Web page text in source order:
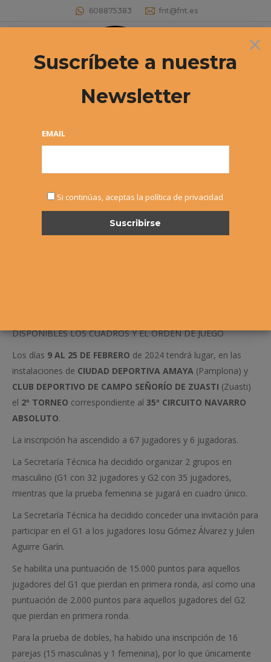
608875383 fnt@fnt.es
Buscar:
DISPONIBLES LOS CUADROS Y EL ORDEN DE JUEGO
Los días 9 AL 25 DE FEBRERO de 2024 tendrá lugar, en las
instalaciones de CIUDAD DEPORTIVA AMAYA (Pamplona) y
CLUB DEPORTIVO DE CAMPO SEÑORÍO DE ZUASTI (Zuasti)
el 2º TORNEO correspondiente al 35º CIRCUITO NAVARRO
ABSOLUTO.
La inscripción ha ascendido a 67 jugadores y 6 jugadoras.
La Secretaría Técnica ha decidido organizar 2 grupos en
masculino (G1 con 32 jugadores y G2 con 35 jugadores,
mientras que la prueba femenina se jugará en cuadro único.
La Secretaría Técnica ha decidido conceder una invitación para
participar en el G1 a los jugadores Iosu Gómez Álvarez y Julen
Aguirre Garín.
Se habilita una puntuación de 15.000 puntos para aquellos
jugadores del G1 que pierdan en primera ronda, así como una
puntuación de 2.000 puntos para aquellos jugadores del G2
que pierdan en primera ronda.
Para la prueba de dobles, ha habido una inscripción de 16
parejas (15 masculinas y 1 femenina), por lo que únicamente
×
Suscríbete a nuestra
Newsletter
EMAIL
Si continúas, aceptas la política de privacidad